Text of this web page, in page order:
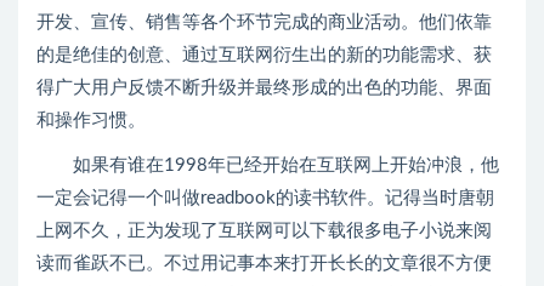
开发、宣传、销售等各个环节完成的商业活动。他们依靠
的是绝佳的创意、通过互联网衍生出的新的功能需求、获
得广大用户反馈不断升级并最终形成的出色的功能、界面
和操作习惯。
如果有谁在1998年已经开始在互联网上开始冲浪，他
一定会记得一个叫做readbook的读书软件。记得当时唐朝
上网不久，正为发现了互联网可以下载很多电子小说来阅
读而雀跃不已。不过用记事本来打开长长的文章很不方便